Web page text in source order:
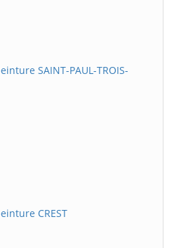
SAINT-PAUL-TROIS-
CREST